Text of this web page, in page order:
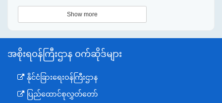
Show more
အစိုးရဝန်ကြီးဌာန ဝက်ဆိုဒ်များ
နိုင်ငံခြားရေးဝန်ကြီးဌာန
ပြည်ထောင်စုလွှတ်တော်